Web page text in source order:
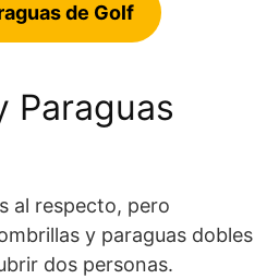
de Golf
Paraguas
al respecto, pero
y paraguas dobles
dos personas.